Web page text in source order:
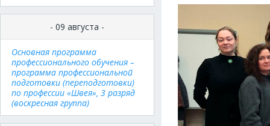
- 09 августа -
Основная программа
профессионального обучения –
программа профессиональной
подготовки (переподготовки)
по профессии «Швея», 3 разряд
(воскресная группа)